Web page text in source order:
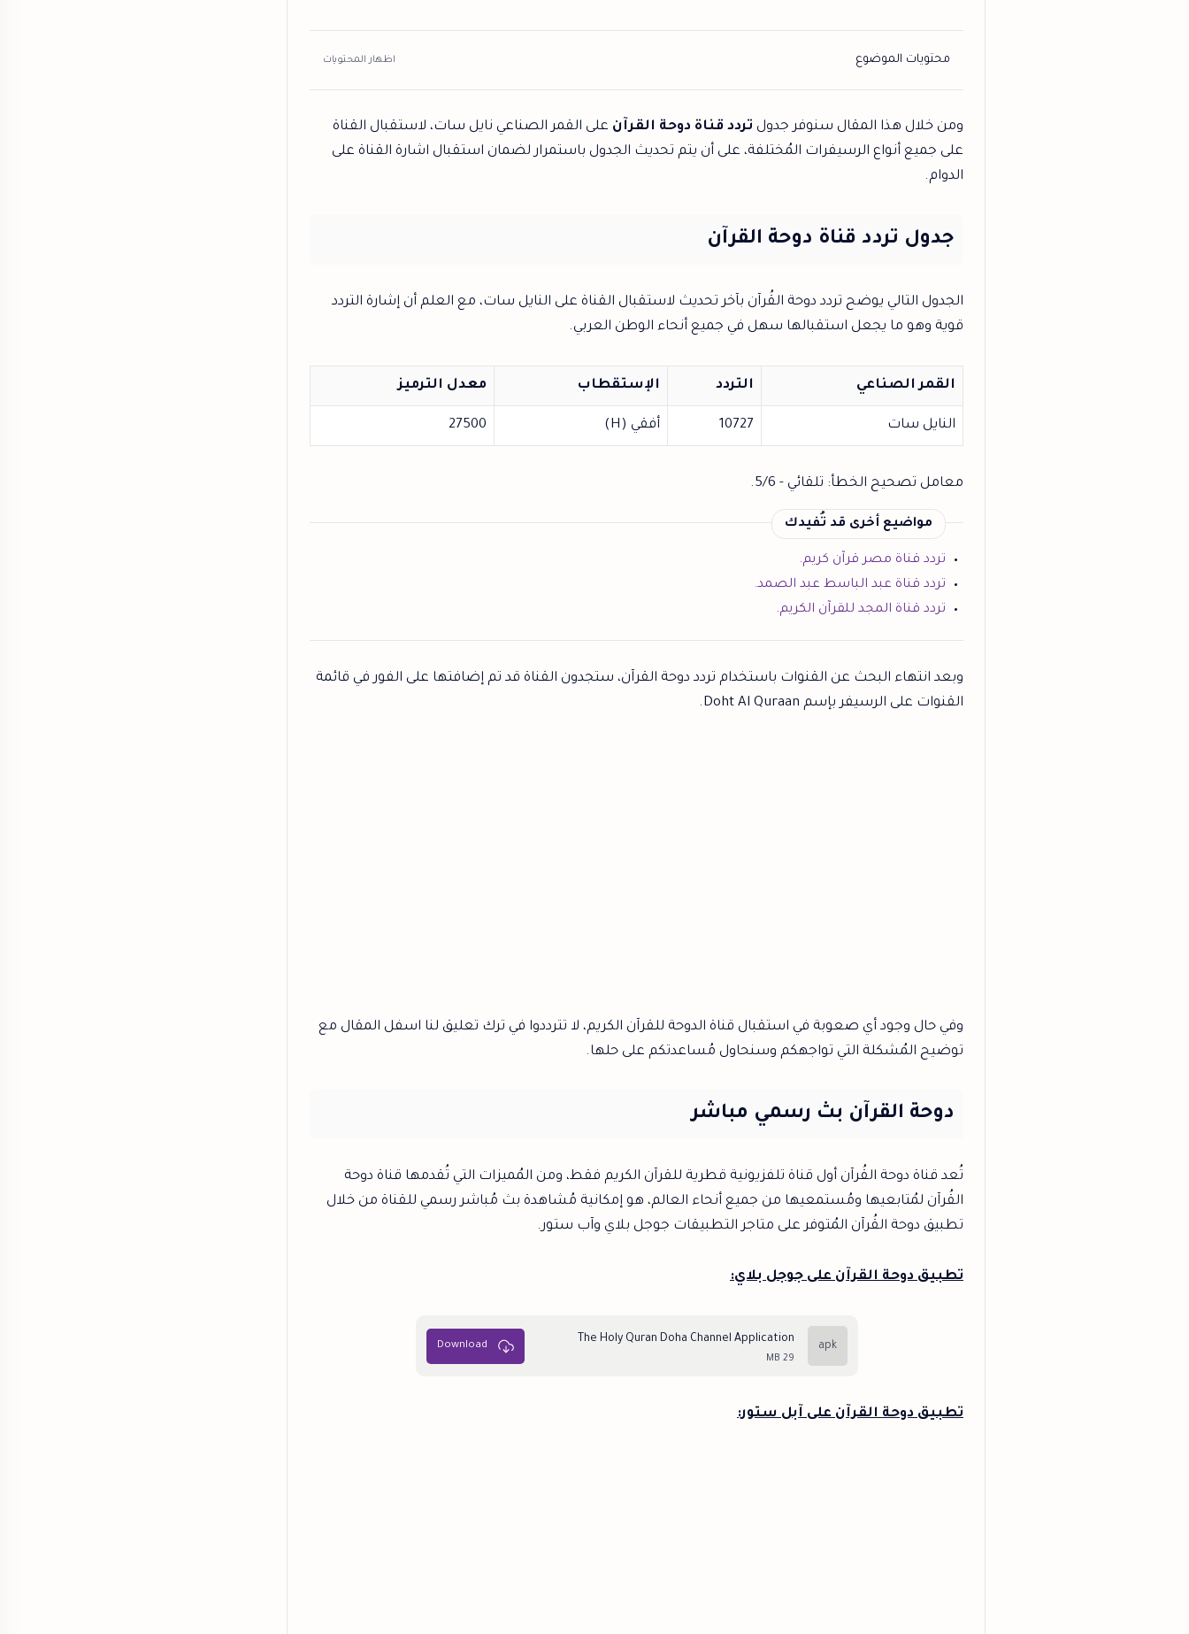
محتويات الموضوع
ومن خلال هذا المقال سنوفر جدول تردد قناة دوحة القرآن على القمر الصناعي نايل سات، لاستقبال القناة
على جميع أنواع الرسيفرات المُختلفة، على أن يتم تحديث الجدول باستمرار لضمان استقبال اشارة القناة على
الدوام.
جدول تردد قناة دوحة القرآن
الجدول التالي يوضح تردد دوحة القُرآن بآخر تحديث لاستقبال القناة على النايل سات، مع العلم أن إشارة التردد
قوية وهو ما يجعل استقبالها سهل في جميع أنحاء الوطن العربي.
القمر الصناعي التردد الإستقطاب معدل الترميز
النايل سات 10727 أفقي (H) 27500
معامل تصحيح الخطأ: تلقائي - 5/6.
مواضيع أخرى قد تُفيدك
تردد قناة مصر قرآن كريم.
تردد قناة عبد الباسط عبد الصمد.
تردد قناة المجد للقرآن الكريم.
وبعد انتهاء البحث عن القنوات باستخدام تردد دوحة القرآن، ستجدون القناة قد تم إضافتها على الفور في قائمة
القنوات على الرسيفر بإسم Doht Al Quraan.
وفي حال وجود أي صعوبة في استقبال قناة الدوحة للقرآن الكريم، لا تترددوا في ترك تعليق لنا اسفل المقال مع
توضيح المُشكلة التي تواجهكم وسنحاول مُساعدتكم على حلها.
دوحة القرآن بث رسمي مباشر
تُعد قناة دوحة القُرآن أول قناة تلفزيونية قطرية للقرآن الكريم فقط، ومن المُميزات التي تُقدمها قناة دوحة
القُرآن لمُتابعيها ومُستمعيها من جميع أنحاء العالم، هو إمكانية مُشاهدة بث مُباشر رسمي للقناة من خلال
تطبيق دوحة القُرآن المُتوفر على متاجر التطبيقات جوجل بلاي وآب ستور.
تطبيق دوحة القرآن على جوجل بلاي:
The Holy Quran Doha Channel Application
29 MB
تطبيق دوحة القرآن على آبل ستور: